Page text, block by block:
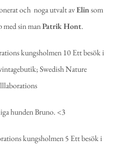
och noga utvalt avElinsom
sin manPatrik Hont.
hunden Bruno. <3